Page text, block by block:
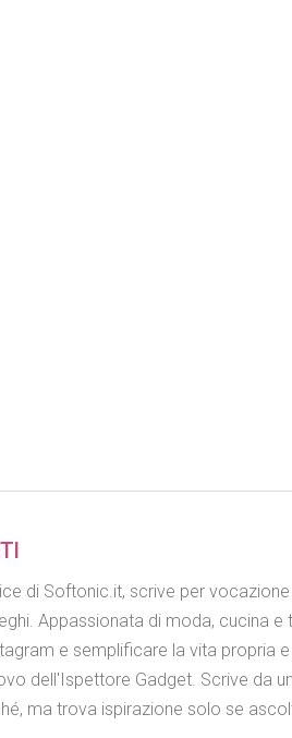
di Softonic.it, scrive per
Appassionata di moda, cucina
e semplificare la vita propria
dell'Ispettore Gadget. Scrive da
ma trova ispirazione solo se